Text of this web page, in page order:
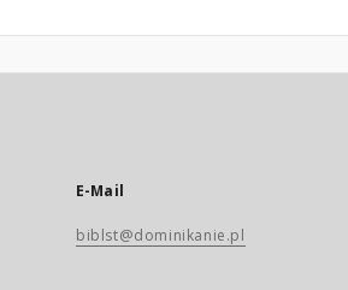
E-Mail
biblst@dominikanie.pl